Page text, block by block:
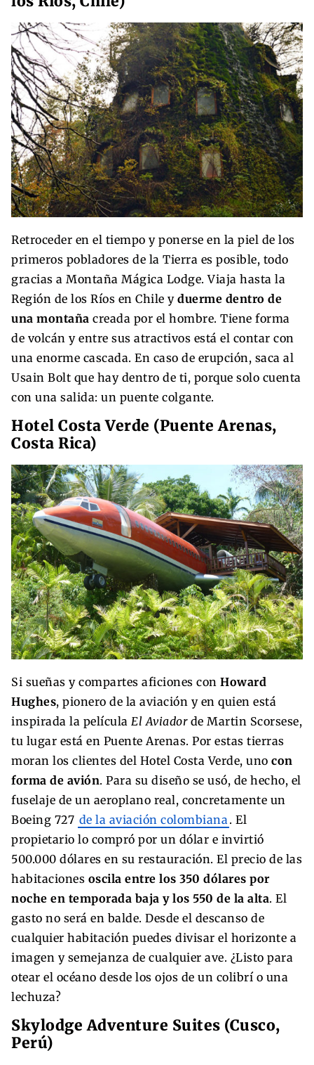
Retroceder en el tiempo y ponerse en la piel de los
primeros pobladores de la Tierra es posible, todo
gracias a Montaña Mágica Lodge. Viaja hasta la
Región de los Ríos en Chile y duerme dentro de
una montaña creada por el hombre. Tiene forma
de volcán y entre sus atractivos está el contar con
una enorme cascada. En caso de erupción, saca al
Usain Bolt que hay dentro de ti, porque solo cuenta
con una salida: un puente colgante.
Hotel Costa Verde (Puente Arenas,
Costa Rica)
Si sueñas y compartes aficiones con Howard
Hughes, pionero de la aviación y en quien está
inspirada la película El Aviadorde Martin Scorsese,
tu lugar está en Puente Arenas. Por estas tierras
moran los clientes del Hotel Costa Verde, uno con
forma de avión. Para su diseño se usó, de hecho, el
fuselaje de un aeroplano real, concretamente un
Boeing 727 de la aviación colombiana. El
propietario lo compró por un dólar e invirtió
500.000 dólares en su restauración. El precio de las
habitaciones oscila entre los 350 dólares por
noche en temporada baja y los 550 de la alta. El
gasto no será en balde. Desde el descanso de
cualquier habitación puedes divisar el horizonte a
imagen y semejanza de cualquier ave. ¿Listo para
otear el océano desde los ojos de un colibrí o una
lechuza?
Skylodge Adventure Suites (Cusco,
Perú)